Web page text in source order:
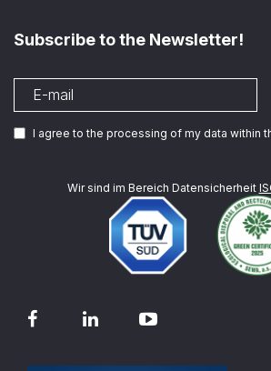
Subscribe to the Newsletter!
I agree to the processing of my data within
Wir sind im Bereich Datensicherheit